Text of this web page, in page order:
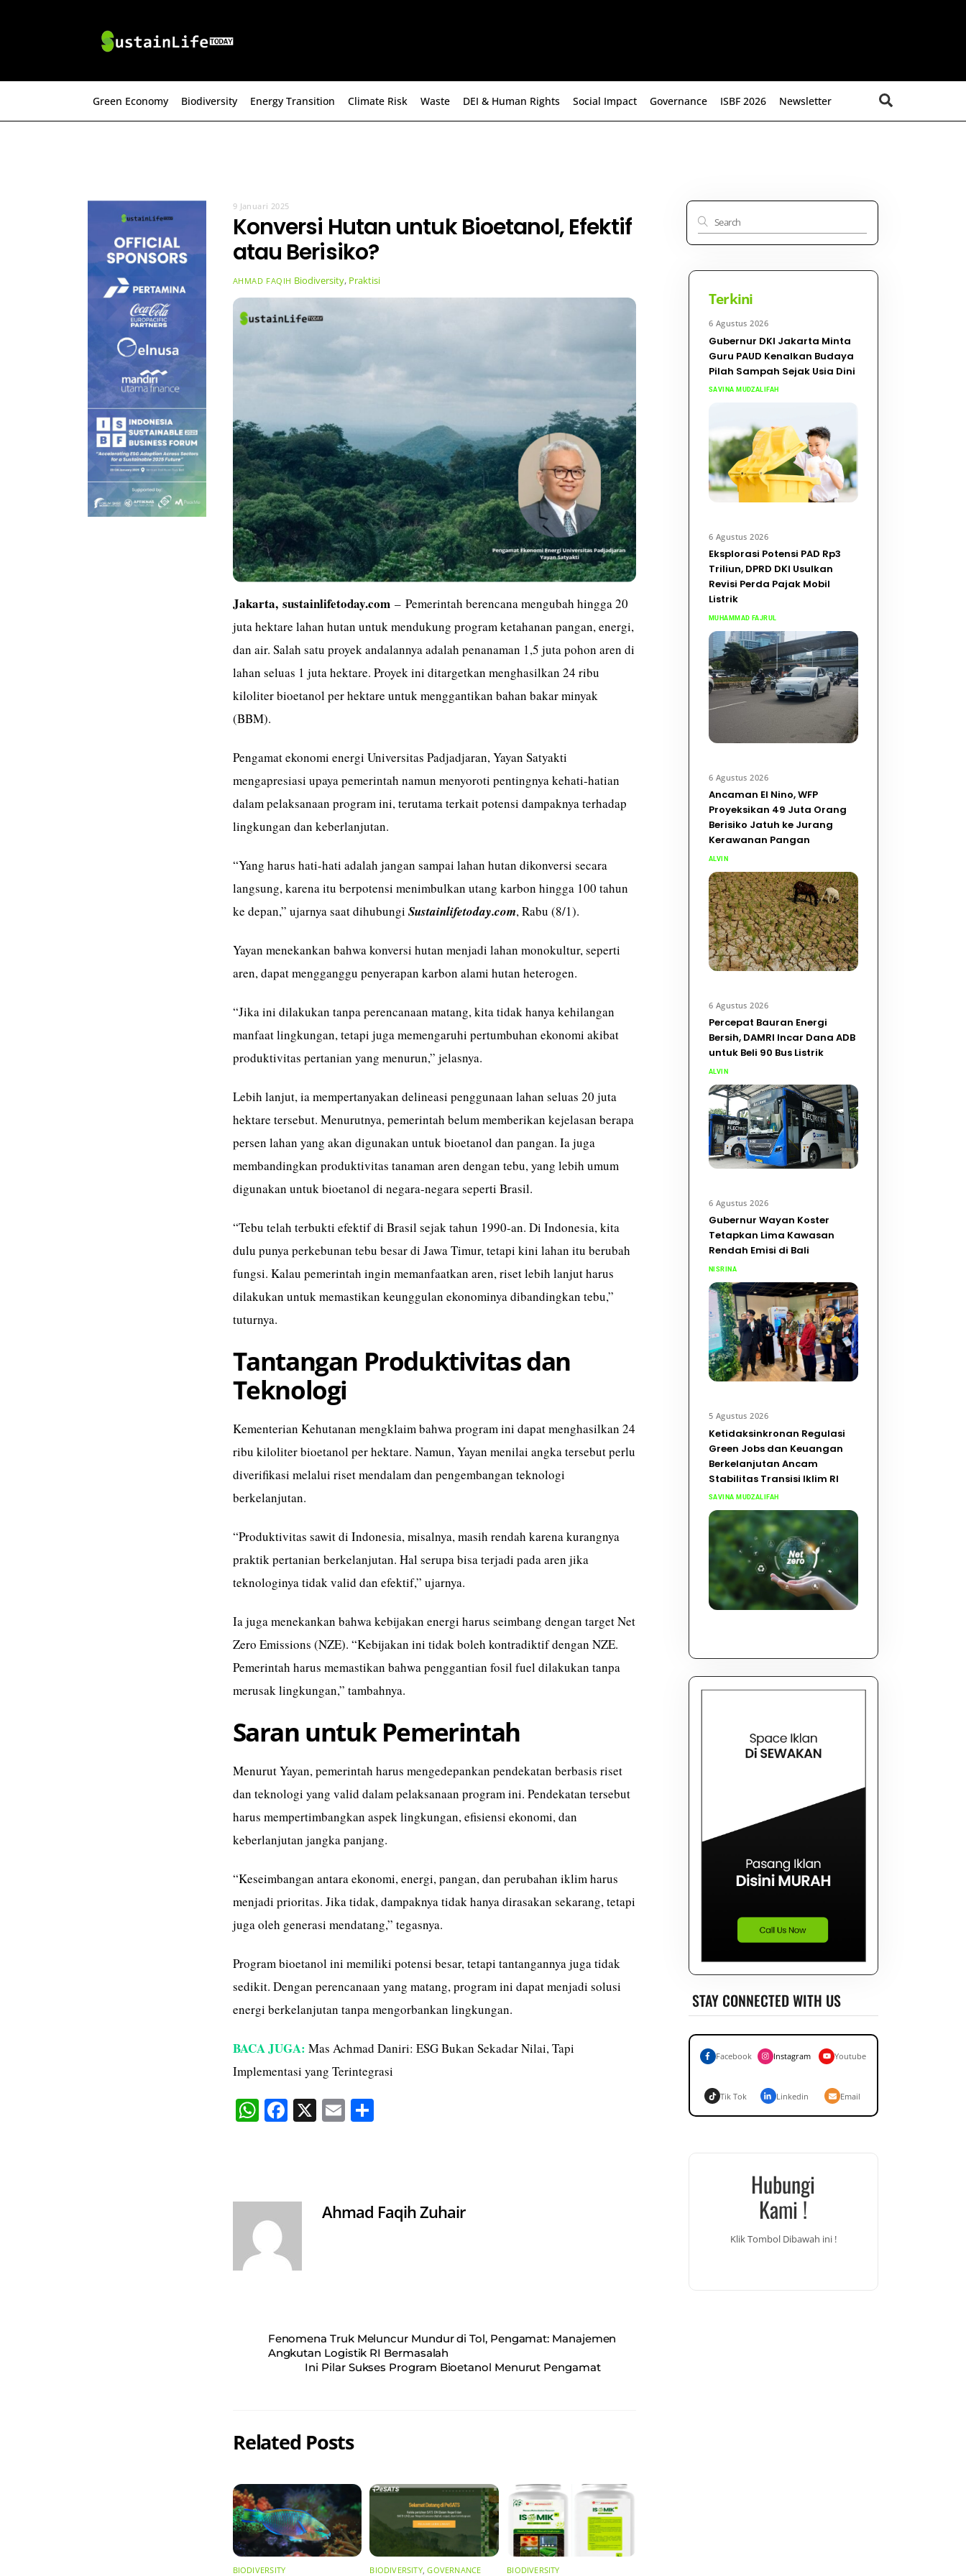
Green Economy Biodiversity Energy Transition Climate Risk Waste DEI & Human Rights Social Impact Governance ISBF 2026 Newsletter
9 Januari 2025
Konversi Hutan untuk Bioetanol, Efektif
atau Berisiko?
AHMAD FAQIH Biodiversity, Praktisi
Jakarta, sustainlifetoday.com – Pemerintah berencana mengubah hingga 20
juta hektare lahan hutan untuk mendukung program ketahanan pangan, energi,
dan air. Salah satu proyek andalannya adalah penanaman 1,5 juta pohon aren di
lahan seluas 1 juta hektare. Proyek ini ditargetkan menghasilkan 24 ribu
kiloliter bioetanol per hektare untuk menggantikan bahan bakar minyak
(BBM).
Pengamat ekonomi energi Universitas Padjadjaran, Yayan Satyakti
mengapresiasi upaya pemerintah namun menyoroti pentingnya kehati-hatian
dalam pelaksanaan program ini, terutama terkait potensi dampaknya terhadap
lingkungan dan keberlanjutan.
“Yang harus hati-hati adalah jangan sampai lahan hutan dikonversi secara
langsung, karena itu berpotensi menimbulkan utang karbon hingga 100 tahun
ke depan,” ujarnya saat dihubungi Sustainlifetoday.com, Rabu (8/1).
Yayan menekankan bahwa konversi hutan menjadi lahan monokultur, seperti
aren, dapat mengganggu penyerapan karbon alami hutan heterogen.
“Jika ini dilakukan tanpa perencanaan matang, kita tidak hanya kehilangan
manfaat lingkungan, tetapi juga memengaruhi pertumbuhan ekonomi akibat
produktivitas pertanian yang menurun,” jelasnya.
Lebih lanjut, ia mempertanyakan delineasi penggunaan lahan seluas 20 juta
hektare tersebut. Menurutnya, pemerintah belum memberikan kejelasan berapa
persen lahan yang akan digunakan untuk bioetanol dan pangan. Ia juga
membandingkan produktivitas tanaman aren dengan tebu, yang lebih umum
digunakan untuk bioetanol di negara-negara seperti Brasil.
“Tebu telah terbukti efektif di Brasil sejak tahun 1990-an. Di Indonesia, kita
dulu punya perkebunan tebu besar di Jawa Timur, tetapi kini lahan itu berubah
fungsi. Kalau pemerintah ingin memanfaatkan aren, riset lebih lanjut harus
dilakukan untuk memastikan keunggulan ekonominya dibandingkan tebu,”
tuturnya.
Tantangan Produktivitas dan
Teknologi
Kementerian Kehutanan mengklaim bahwa program ini dapat menghasilkan 24
ribu kiloliter bioetanol per hektare. Namun, Yayan menilai angka tersebut perlu
diverifikasi melalui riset mendalam dan pengembangan teknologi
berkelanjutan.
“Produktivitas sawit di Indonesia, misalnya, masih rendah karena kurangnya
praktik pertanian berkelanjutan. Hal serupa bisa terjadi pada aren jika
teknologinya tidak valid dan efektif,” ujarnya.
Ia juga menekankan bahwa kebijakan energi harus seimbang dengan target Net
Zero Emissions (NZE). “Kebijakan ini tidak boleh kontradiktif dengan NZE.
Pemerintah harus memastikan bahwa penggantian fosil fuel dilakukan tanpa
merusak lingkungan,” tambahnya.
Saran untuk Pemerintah
Menurut Yayan, pemerintah harus mengedepankan pendekatan berbasis riset
dan teknologi yang valid dalam pelaksanaan program ini. Pendekatan tersebut
harus mempertimbangkan aspek lingkungan, efisiensi ekonomi, dan
keberlanjutan jangka panjang.
“Keseimbangan antara ekonomi, energi, pangan, dan perubahan iklim harus
menjadi prioritas. Jika tidak, dampaknya tidak hanya dirasakan sekarang, tetapi
juga oleh generasi mendatang,” tegasnya.
Program bioetanol ini memiliki potensi besar, tetapi tantangannya juga tidak
sedikit. Dengan perencanaan yang matang, program ini dapat menjadi solusi
energi berkelanjutan tanpa mengorbankan lingkungan.
BACA JUGA: Mas Achmad Daniri: ESG Bukan Sekadar Nilai, Tapi
Implementasi yang Terintegrasi
W
pp
Fa X E S
Ahmad Faqih Zuhair
Fenomena Truk Meluncur Mundur di Tol, Pengamat: Manajemen
Angkutan Logistik RI Bermasalah
Ini Pilar Sukses Program Bioetanol Menurut Pengamat
Related Posts
BIODIVERSITY BIODIVERSITY,GOVERNANCE BIODIVERSITY
Terkini
6 Agustus 2026
Gubernur DKI Jakarta Minta
Guru PAUD Kenalkan Budaya
Pilah Sampah Sejak Usia Dini
SAVINA MUDZALIFAH
6 Agustus 2026
Eksplorasi Potensi PAD Rp3
Triliun, DPRD DKI Usulkan
Revisi Perda Pajak Mobil
Listrik
MUHAMMAD FAJRUL
6 Agustus 2026
Ancaman El Nino, WFP
Proyeksikan 49 Juta Orang
Berisiko Jatuh ke Jurang
Kerawanan Pangan
ALVIN
6 Agustus 2026
Percepat Bauran Energi
Bersih, DAMRI Incar Dana ADB
untuk Beli 90 Bus Listrik
ALVIN
6 Agustus 2026
Gubernur Wayan Koster
Tetapkan Lima Kawasan
Rendah Emisi di Bali
NISRINA
5 Agustus 2026
Ketidaksinkronan Regulasi
Green Jobs dan Keuangan
Berkelanjutan Ancam
Stabilitas Transisi Iklim RI
SAVINA MUDZALIFAH
STAY CONNECTED WITH US
Facebook Instagram Youtube
Tik Tok Linkedin Email
Hubungi
Kami !
Klik Tombol Dibawah ini !